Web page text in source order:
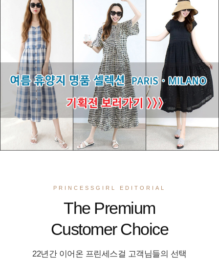
PRINCESSGIRL EDITORIAL
The Premium
Customer Choice
22년간 이어온 프린세스걸 고객님들의 선택